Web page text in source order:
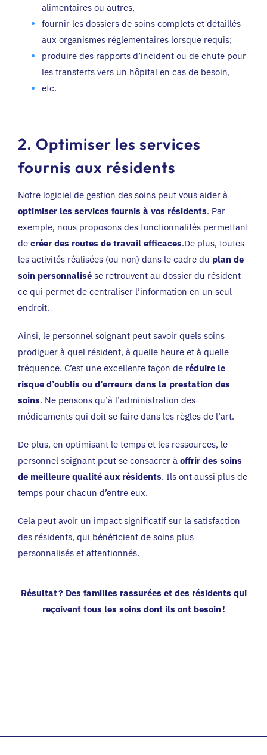
alimentaires ou autres,
fournir les dossiers de soins complets et détaillés
aux organismes réglementaires lorsque requis;
produire des rapports d’incident ou de chute pour
les transferts vers un hôpital en cas de besoin,
etc.
2. Optimiser les services
fournis aux résidents
Notre logiciel de gestion des soins peut vous aider à
optimiser les services fournis à vos résidents. Par
exemple, nous proposons des fonctionnalités permettant
de créer des routes de travail efficaces.De plus, toutes
les activités réalisées (ou non) dans le cadre du plan de
soin personnalisése retrouvent au dossier du résident
ce qui permet de centraliser l’information en un seul
endroit.
Ainsi, le personnel soignant peut savoir quels soins
prodiguer à quel résident, à quelle heure et à quelle
fréquence. C’est une excellente façon de réduire le
risque d’oublis ou d’erreurs dans la prestation des
soins. Ne pensons qu’à l’administration des
médicaments qui doit se faire dans les règles de l’art.
De plus, en optimisant le temps et les ressources, le
personnel soignant peut se consacrer à offrir des soins
de meilleure qualité aux résidents. Ils ont aussi plus de
temps pour chacun d’entre eux.
Cela peut avoir un impact significatif sur la satisfaction
des résidents, qui bénéficient de soins plus
personnalisés et attentionnés.
Résultat ? Des familles rassurées et des résidents qui
reçoivent tous les soins dont ils ont besoin !